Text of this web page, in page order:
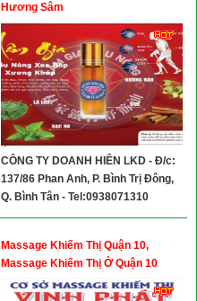
Hương Sâm
CÔNG TY DOANH HIÊN LKD - Đ/c:
137/86 Phan Anh, P. Bình Trị Đông,
Q. Bình Tân - Tel:0938071310
Massage Khiếm Thị Quận 10,
Massage Khiếm Thị Ở Quận 10